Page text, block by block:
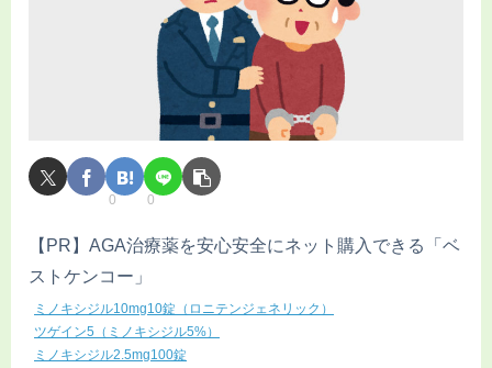
0 0
【PR】AGA治療薬を安心安全にネット購入できる「ベ
ストケンコー」
ミノキシジル10mg10錠（ロニテンジェネリック）
ツゲイン5（ミノキシジル5%）
ミノキシジル2.5mg100錠